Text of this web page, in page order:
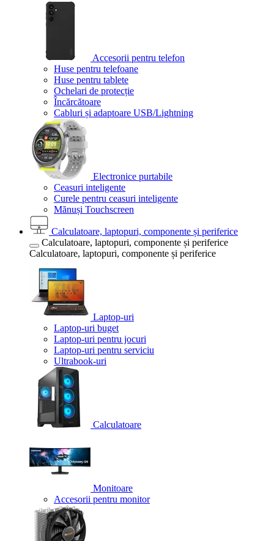
Accesorii pentru telefon
Huse pentru telefoane
Huse pentru tablete
Ochelari de protecție
Încărcătoare
Cabluri și adaptoare USB/Lightning
Electronice purtabile
Ceasuri inteligente
Curele pentru ceasuri inteligente
Mănuși Touchscreen
Calculatoare, laptopuri, componente și periferice
Calculatoare, laptopuri, componente și periferice
Calculatoare, laptopuri, componente și periferice
Laptop-uri
Laptop-uri buget
Laptop-uri pentru jocuri
Laptop-uri pentru serviciu
Ultrabook-uri
Calculatoare
Monitoare
Accesorii pentru monitor